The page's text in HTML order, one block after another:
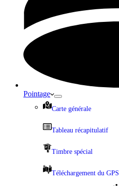
Pointage
Carte générale
Tableau récapitulatif
Timbre spécial
Téléchargement du GPS